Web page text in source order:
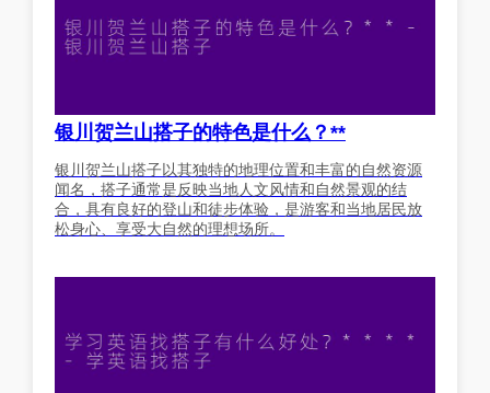
银川贺兰山搭子的特色是什么？**
银川贺兰山搭子以其独特的地理位置和丰富的自然资源
闻名，搭子通常是反映当地人文风情和自然景观的结
合，具有良好的登山和徒步体验，是游客和当地居民放
松身心、享受大自然的理想场所。